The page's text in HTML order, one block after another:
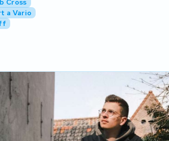
Cross
a Vario